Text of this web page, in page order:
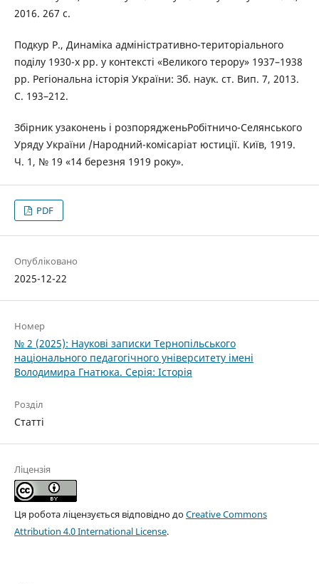
2016. 267 с.
Подкур Р., Динаміка адміністративно-територіального
поділу 1930-х рр. у контексті «Великого терору» 1937–1938
рр. Регіональна історія України: Зб. наук. ст. Вип. 7, 2013.
С. 193–212.
Збірник узаконень і розпорядженьРобітничо-Селянського
Уряду України /Народний-комісаріат юстиції. Київ, 1919.
Ч. 1, № 19 «14 березня 1919 року».
PDF
Опубліковано
2025-12-22
Номер
№ 2 (2025): Наукові записки Тернопільського
національного педагогічного університету імені
Володимира Гнатюка. Cерія: Історія
Розділ
Статті
Ліцензія
Ця робота ліцензується відповідно доCreative Commons
Attribution 4.0 International License.